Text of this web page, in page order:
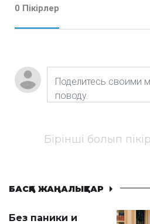
0 Пікірлер
Бірінші болып
БАСҚА ЖАҢАЛЫҚТАР
Без паники и